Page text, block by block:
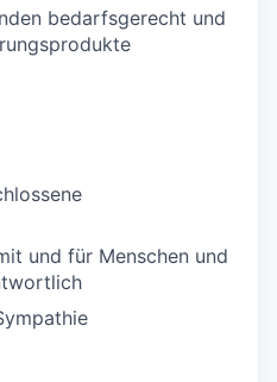
bedarfsgerecht und
und für Menschen und